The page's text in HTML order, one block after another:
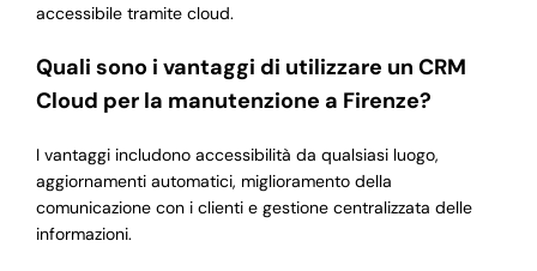
accessibile tramite cloud.
Quali sono i vantaggi di utilizzare un CRM
Cloud per la manutenzione a Firenze?
I vantaggi includono accessibilità da qualsiasi luogo,
aggiornamenti automatici, miglioramento della
comunicazione con i clienti e gestione centralizzata delle
informazioni.